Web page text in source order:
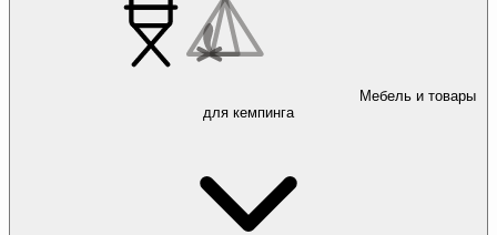
Мебель и товары
для кемпинга